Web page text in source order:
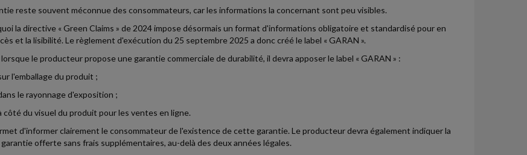
reste souvent méconnue des consommateurs, car les informations la concernant sont peu visibles.
la directive « Green Claims » de 2024 impose désormais un format d'informations obligatoire et standardisé pour en
et la lisibilité. Le règlement d'exécution du 25 septembre 2025 a donc créé le label « GARAN ».
le producteur propose une garantie commerciale de durabilité, il devra apposer le label « GARAN » :
l'emballage du produit ;
le rayonnage d'exposition ;
côté du visuel du produit pour les ventes en ligne.
d'informer clairement le consommateur de l'existence de cette garantie. Le producteur devra également indiquer la
offerte sans frais supplémentaires, au-delà des deux années légales.